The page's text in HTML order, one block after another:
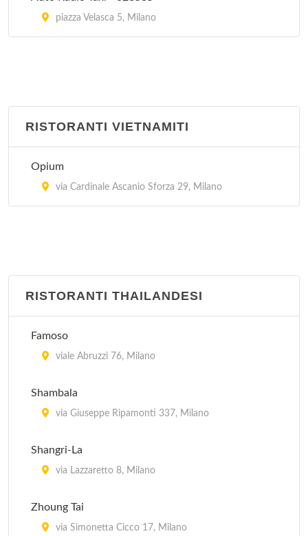
piazza Velasca 5, Milano
RISTORANTI VIETNAMITI
Opium
via Cardinale Ascanio Sforza 29, Milano
RISTORANTI THAILANDESI
Famoso
viale Abruzzi 76, Milano
Shambala
via Giuseppe Ripamonti 337, Milano
Shangri-La
via Lazzaretto 8, Milano
Zhoung Tai
via Simonetta Cicco 17, Milano